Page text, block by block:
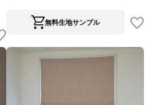
無料生地サンプル